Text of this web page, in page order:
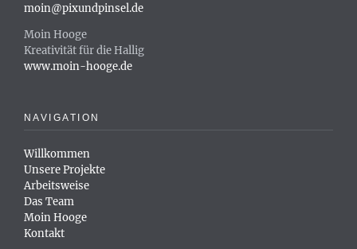
moin@pixundpinsel.de
Moin Hooge
Kreativität für die Hallig
www.moin-hooge.de
NAVIGATION
Willkommen
Unsere Projekte
Arbeitsweise
Das Team
Moin Hooge
Kontakt